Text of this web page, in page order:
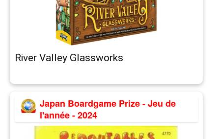
River Valley Glassworks
Japan Boardgame Prize - Jeu de
l'année - 2024